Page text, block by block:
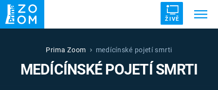
ŽIVĚ
ZRÁDCI DRUHÁ SVĚTOVÁ VÁLKA
ZÁHADY VETŘELCI DÁVNOVĚKU
Prima Zoom medícínské pojetí smrti
MEDÍCÍNSKÉ POJETÍ SMRTI